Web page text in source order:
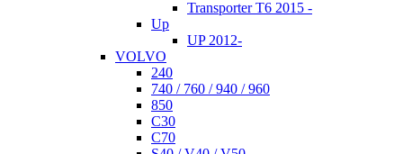
Transporter T6 2015 -
Up
UP 2012-
VOLVO
240
740 / 760 / 940 / 960
850
C30
C70